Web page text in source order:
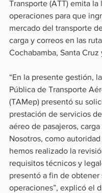
Transporte (ATT) emita la
operaciones para que
mercado del transporte
carga y correos en las
Cochabamba, Santa Cruz
“En la presente gestión,
Pública de Transporte
(TAMep) presentó su
prestación de servicios
aéreo de pasajeros, carga
Nosotros, como
hemos realizado la
requisitos técnicos y
presentó a fin de obtener
operaciones”, explicó el